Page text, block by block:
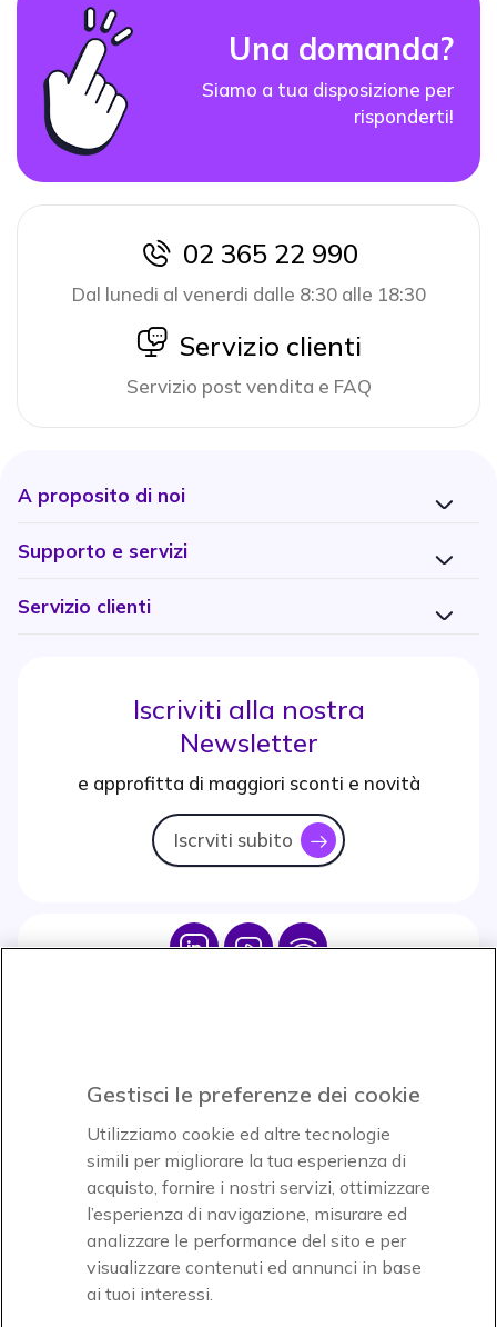
Una domanda?
Siamo a tua disposizione per
risponderti!
icon
02 365 22 990
Dal lunedi al venerdi dalle 8:30 alle 18:30
icon
Servizio clienti
Servizio post vendita e FAQ
A proposito di noi
Supporto e servizi
Servizio clienti
Iscriviti alla nostra
Newsletter
e approfitta di maggiori sconti e novità
Iscrviti subito icon
Icon IconIcon
Accettiamo
Onedirect, azienda del gruppo INCEPT
Gestisci le preferenze dei cookie
Utilizziamo cookie ed altre tecnologie
simili per migliorare la tua esperienza di
acquisto, fornire i nostri servizi, ottimizzare
l’esperienza di navigazione, misurare ed
analizzare le performance del sito e per
visualizzare contenuti ed annunci in base
ai tuoi interessi.